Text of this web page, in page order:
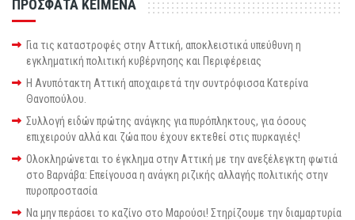
ΠΡΟΣΦΑΤΑ ΚΕΙΜΕΝΑ
Για τις καταστροφές στην Αττική, αποκλειστικά υπεύθυνη η
εγκληματική πολιτική κυβέρνησης και Περιφέρειας
Η Ανυπότακτη Αττική αποχαιρετά την συντρόφισσα Κατερίνα
Θανοπούλου.
Συλλογή ειδών πρώτης ανάγκης για πυρόπληκτους, για όσους
επιχειρούν αλλά και ζώα που έχουν εκτεθεί στις πυρκαγιές!
Ολοκληρώνεται το έγκλημα στην Αττική με την ανεξέλεγκτη φωτιά
στο Βαρνάβα: Επείγουσα η ανάγκη ριζικής αλλαγής πολιτικής στην
πυροπροστασία
Να μην περάσει το καζίνο στο Μαρούσι! Στηρίζουμε την διαμαρτυρία